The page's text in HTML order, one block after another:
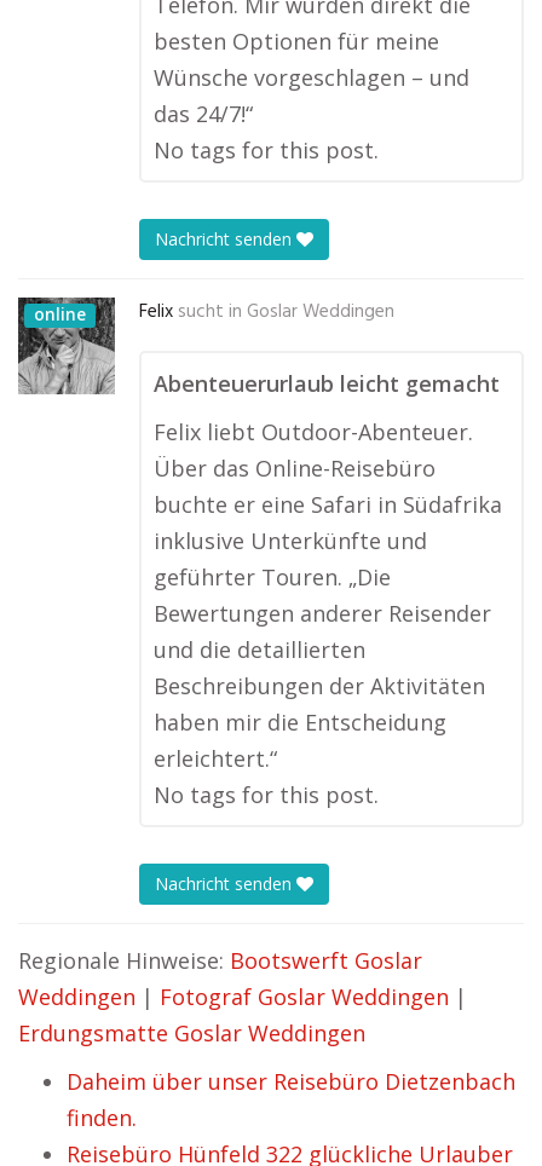
besten Optionen für meine
Wünsche vorgeschlagen – und
das 24/7!“
No tags for this post.
Nachricht senden
online Felix sucht in Goslar Weddingen
Abenteuerurlaub leicht gemacht
Felix liebt Outdoor-Abenteuer.
Über das Online-Reisebüro
buchte er eine Safari in Südafrika
inklusive Unterkünfte und
geführter Touren. „Die
Bewertungen anderer Reisender
und die detaillierten
Beschreibungen der Aktivitäten
haben mir die Entscheidung
erleichtert.“
No tags for this post.
Nachricht senden
Regionale Hinweise: Bootswerft Goslar
Weddingen | Fotograf Goslar Weddingen |
Erdungsmatte Goslar Weddingen
Daheim über unser Reisebüro Dietzenbach
finden.
Reisebüro Hünfeld 322 glückliche Urlauber